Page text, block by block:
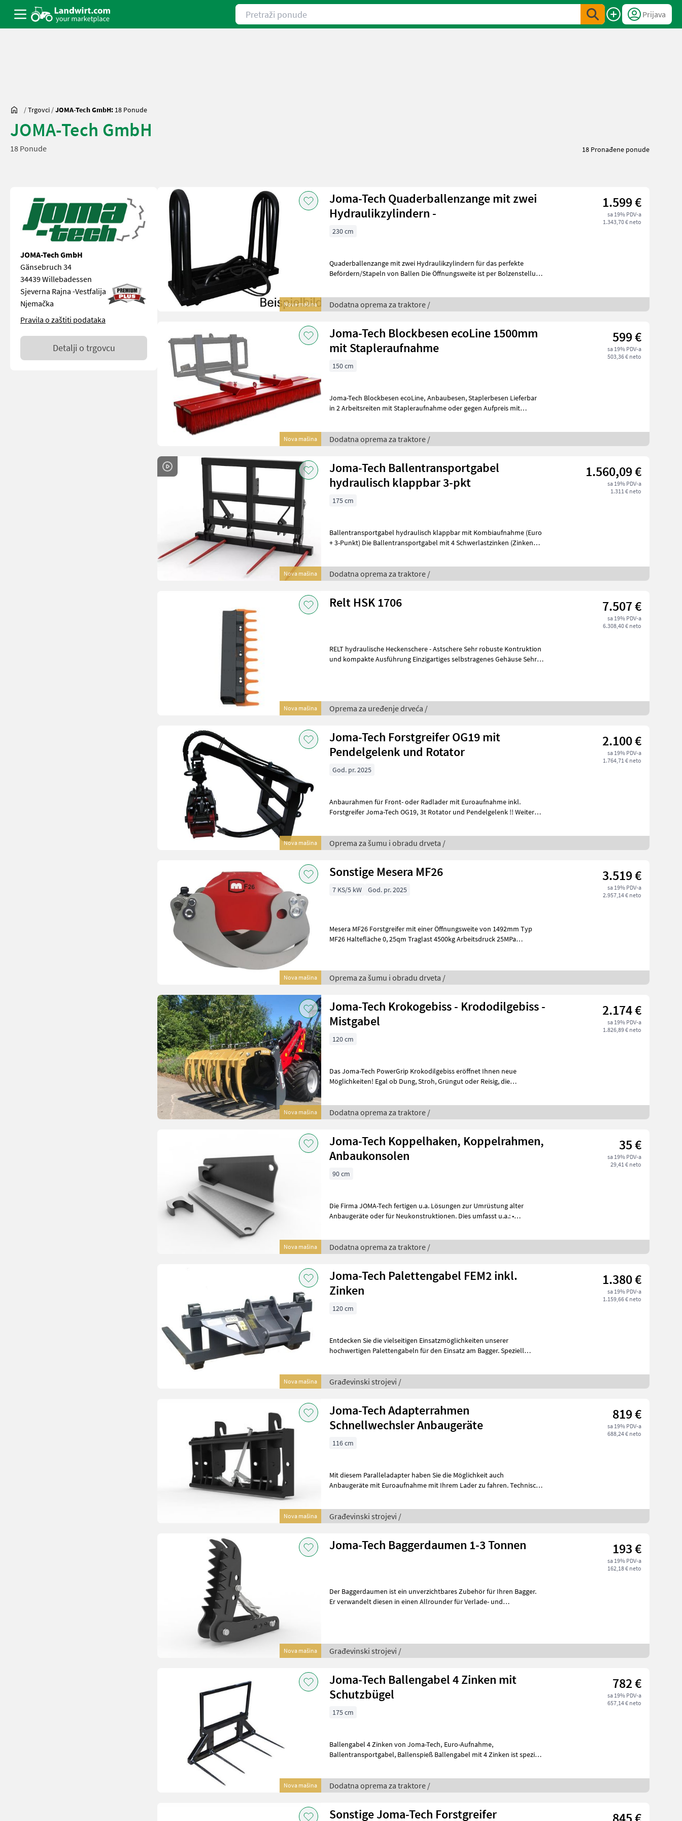
Pretraži ponude
Prijava
/Trgovci /JOMA-Tech GmbH: 18 Ponude
JOMA-Tech GmbH
18 Ponude 18 Pronađene ponude
JOMA-Tech GmbH
Gänsebruch 34
34439 Willebadessen
Sjeverna Rajna -Vestfalija
Njemačka
Pravila o zaštiti podataka
Detalji o trgovcu
Nova mašina
Joma-Tech Quaderballenzange mit zwei
Hydraulikzylindern -
1.599 €
sa 19% PDV-a
1.343,70 € neto
230 cm
Quaderballenzange mit zwei Hydraulikzylindern für das perfekte
Befördern/Stapeln von Ballen Die Öffnungsweite ist per Bolzenstellung
Dodatna oprema za traktore /
Nova mašina
Joma-Tech Blockbesen ecoLine 1500mm
mit Stapleraufnahme
599 €
sa 19% PDV-a
503,36 € neto
150 cm
Joma-Tech Blockbesen ecoLine, Anbaubesen, Staplerbesen Lieferbar
in 2 Arbeitsreiten mit Stapleraufnahme oder gegen Aufpreis mit
Dodatna oprema za traktore /
Nova mašina
Joma-Tech Ballentransportgabel
hydraulisch klappbar 3-pkt
1.560,09 €
sa 19% PDV-a
1.311 € neto
175 cm
Ballentransportgabel hydraulisch klappbar mit Kombiaufnahme (Euro
+ 3-Punkt) Die Ballentransportgabel mit 4 Schwerlastzinken (Zinken
Dodatna oprema za traktore /
Nova mašina
Relt HSK 1706 7.507 €
sa 19% PDV-a
6.308,40 € neto
RELT hydraulische Heckenschere - Astschere Sehr robuste Kontruktion
und kompakte Ausführung Einzigartiges selbstragenes Gehäuse Sehr
Oprema za uređenje drveća /
Nova mašina
Joma-Tech Forstgreifer OG19 mit
Pendelgelenk und Rotator
2.100 €
sa 19% PDV-a
1.764,71 € neto
God. pr. 2025
Anbaurahmen für Front- oder Radlader mit Euroaufnahme inkl.
Forstgreifer Joma-Tech OG19, 3t Rotator und Pendelgelenk !! Weitere
Oprema za šumu i obradu drveta /
Nova mašina
Sonstige Mesera MF26 3.519 €
sa 19% PDV-a
2.957,14 € neto
7 KS/5 kW God. pr. 2025
Mesera MF26 Forstgreifer mit einer Öffnungsweite von 1492mm Typ
MF26 Haltefläche 0, 25qm Traglast 4500kg Arbeitsdruck 25MPa
Oprema za šumu i obradu drveta /
Nova mašina
Joma-Tech Krokogebiss - Krododilgebiss -
Mistgabel
2.174 €
sa 19% PDV-a
1.826,89 € neto
120 cm
Das Joma-Tech PowerGrip Krokodilgebiss eröffnet Ihnen neue
Möglichkeiten! Egal ob Dung, Stroh, Grüngut oder Reisig, die
Dodatna oprema za traktore /
Nova mašina
Joma-Tech Koppelhaken, Koppelrahmen,
Anbaukonsolen
35 €
sa 19% PDV-a
29,41 € neto
90 cm
Die Firma JOMA-Tech fertigen u.a. Lösungen zur Umrüstung alter
Anbaugeräte oder für Neukonstruktionen. Dies umfasst u.a.: •
Dodatna oprema za traktore /
Nova mašina
Joma-Tech Palettengabel FEM2 inkl.
Zinken
1.380 €
sa 19% PDV-a
1.159,66 € neto
120 cm
Entdecken Sie die vielseitigen Einsatzmöglichkeiten unserer
hochwertigen Palettengabeln für den Einsatz am Bagger. Speziell
Građevinski strojevi /
Nova mašina
Joma-Tech Adapterrahmen
Schnellwechsler Anbaugeräte
819 €
sa 19% PDV-a
688,24 € neto
116 cm
Mit diesem Paralleladapter haben Sie die Möglichkeit auch
Anbaugeräte mit Euroaufnahme mit Ihrem Lader zu fahren. Technische
Građevinski strojevi /
Nova mašina
Joma-Tech Baggerdaumen 1-3 Tonnen 193 €
sa 19% PDV-a
162,18 € neto
Der Baggerdaumen ist ein unverzichtbares Zubehör für Ihren Bagger.
Er verwandelt diesen in einen Allrounder für Verlade- und
Građevinski strojevi /
Nova mašina
Joma-Tech Ballengabel 4 Zinken mit
Schutzbügel
782 €
sa 19% PDV-a
657,14 € neto
175 cm
Ballengabel 4 Zinken von Joma-Tech, Euro-Aufnahme,
Ballentransportgabel, Ballenspieß Ballengabel mit 4 Zinken ist speziell
Dodatna oprema za traktore /
Sonstige Joma-Tech Forstgreifer